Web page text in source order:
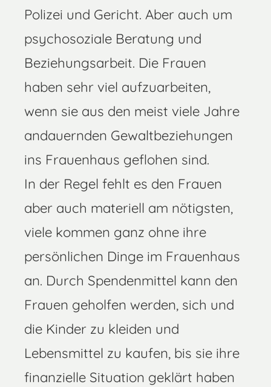
Polizei und Gericht. Aber auch um
psychosoziale Beratung und
Beziehungsarbeit. Die Frauen
haben sehr viel aufzuarbeiten,
wenn sie aus den meist viele Jahre
andauernden Gewaltbeziehungen
ins Frauenhaus geflohen sind.
In der Regel fehlt es den Frauen
aber auch materiell am nötigsten,
viele kommen ganz ohne ihre
persönlichen Dinge im Frauenhaus
an. Durch Spendenmittel kann den
Frauen geholfen werden, sich und
die Kinder zu kleiden und
Lebensmittel zu kaufen, bis sie ihre
finanzielle Situation geklärt haben